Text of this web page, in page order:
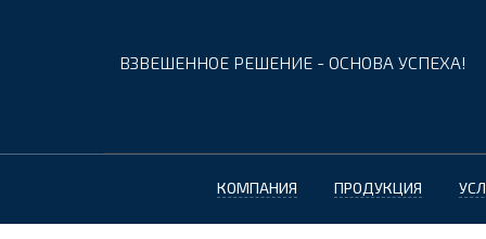
ВЗВЕШЕННОЕ РЕШЕНИЕ - ОСНОВА УСПЕХА!
КОМПАНИЯ ПРОДУКЦИЯ